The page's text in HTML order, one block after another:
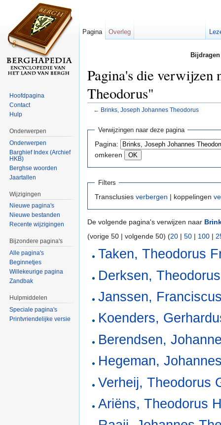
Pagina's die verwijzen
Theodorus"
← Brinks, Joseph Johannes Theodorus
Verwijzingen naar deze pagina
Pagina:
omkeren
Filters
Transclusies verbergen | koppelingen
De volgende pagina's verwijzen naar
(vorige 50 | volgende 50) (20 | 50 | 100 |
Taken, Theodorus
Derksen,
Janssen,
Koenders,
Berendsen,
Hegeman,
Verheij, Theodorus
Ariëns, Theodorus
Pagina Overleg
Hoofdpagina
Contact
Hulp
Onderwerpen
Onderwerpen
Barghief Index (Archief
HKB)
Berghse woorden
Jaartallen
Wijzigingen
Nieuwe pagina's
Nieuwe bestanden
Recente wijzigingen
Bijzondere pagina's
Alle pagina's
Beginnetjes
Willekeurige pagina
Zandbak
Hulpmiddelen
Speciale pagina's
Printvriendelijke versie